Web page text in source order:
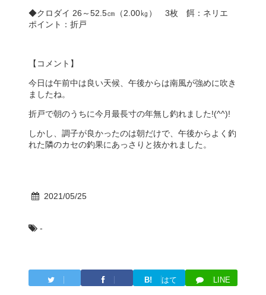
◆クロダイ 26～52.5㎝（2.00㎏） 3枚 餌：ネリエ
ポイント：折戸
【コメント】
今日は午前中は良い天候、午後からは南風が強めに吹き
ましたね。
折戸で朝のうちに今月最長寸の年無し釣れました!(^^)!
しかし、調子が良かったのは朝だけで、午後からよく釣
れた隣のカセの釣果にあっさりと抜かれました。
2021/05/25
-
B!
はて
LINE